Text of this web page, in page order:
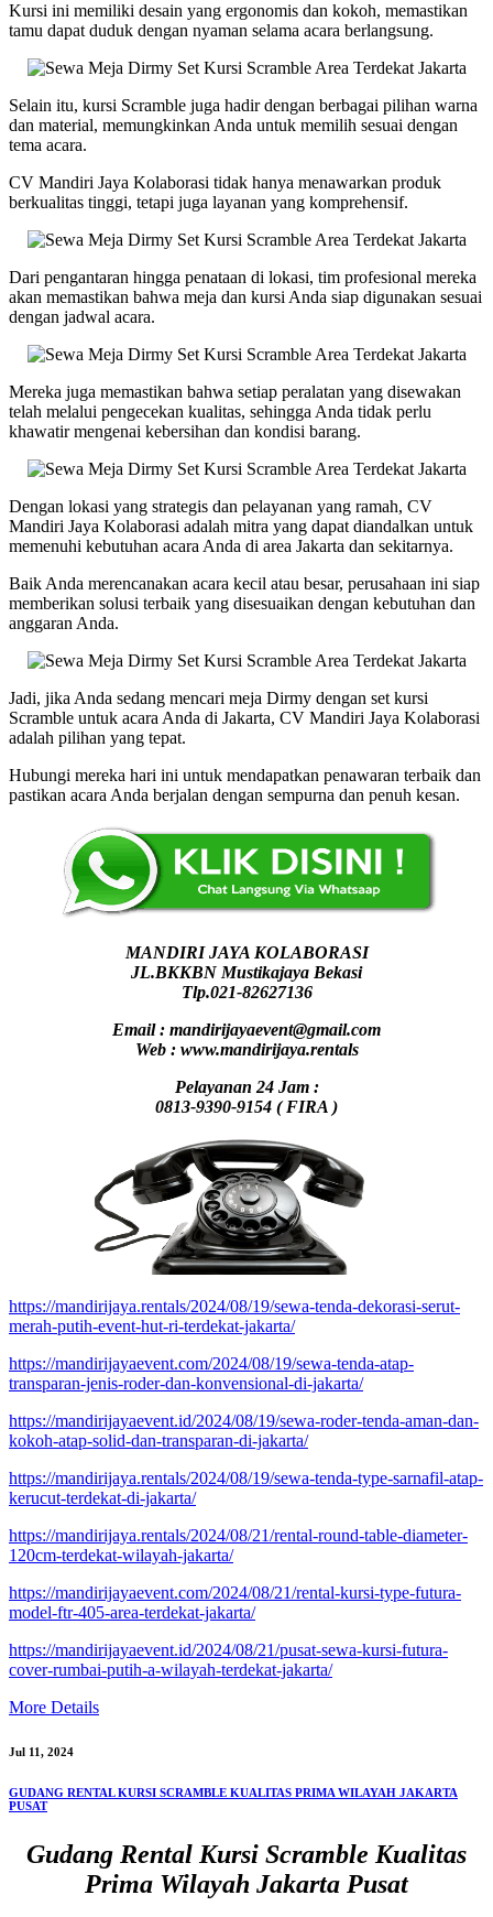
Kursi ini memiliki desain yang ergonomis dan kokoh, memastikan
tamu dapat duduk dengan nyaman selama acara berlangsung.
Selain itu, kursi Scramble juga hadir dengan berbagai pilihan warna
dan material, memungkinkan Anda untuk memilih sesuai dengan
tema acara.
CV Mandiri Jaya Kolaborasi tidak hanya menawarkan produk
berkualitas tinggi, tetapi juga layanan yang komprehensif.
Dari pengantaran hingga penataan di lokasi, tim profesional mereka
akan memastikan bahwa meja dan kursi Anda siap digunakan sesuai
dengan jadwal acara.
Mereka juga memastikan bahwa setiap peralatan yang disewakan
telah melalui pengecekan kualitas, sehingga Anda tidak perlu
khawatir mengenai kebersihan dan kondisi barang.
Dengan lokasi yang strategis dan pelayanan yang ramah, CV
Mandiri Jaya Kolaborasi adalah mitra yang dapat diandalkan untuk
memenuhi kebutuhan acara Anda di area Jakarta dan sekitarnya.
Baik Anda merencanakan acara kecil atau besar, perusahaan ini siap
memberikan solusi terbaik yang disesuaikan dengan kebutuhan dan
anggaran Anda.
Jadi, jika Anda sedang mencari meja Dirmy dengan set kursi
Scramble untuk acara Anda di Jakarta, CV Mandiri Jaya Kolaborasi
adalah pilihan yang tepat.
Hubungi mereka hari ini untuk mendapatkan penawaran terbaik dan
pastikan acara Anda berjalan dengan sempurna dan penuh kesan.
MANDIRI JAYA KOLABORASI
JL.BKKBN Mustikajaya Bekasi
Tlp.021-82627136
Email : mandirijayaevent@gmail.com
Web : www.mandirijaya.rentals
Pelayanan 24 Jam :
0813-9390-9154 ( FIRA )
https://mandirijaya.rentals/2024/08/19/sewa-tenda-dekorasi-serut-
merah-putih-event-hut-ri-terdekat-jakarta/
https://mandirijayaevent.com/2024/08/19/sewa-tenda-atap-
transparan-jenis-roder-dan-konvensional-di-jakarta/
https://mandirijayaevent.id/2024/08/19/sewa-roder-tenda-aman-dan-
kokoh-atap-solid-dan-transparan-di-jakarta/
https://mandirijaya.rentals/2024/08/19/sewa-tenda-type-sarnafil-atap-
kerucut-terdekat-di-jakarta/
https://mandirijaya.rentals/2024/08/21/rental-round-table-diameter-
120cm-terdekat-wilayah-jakarta/
https://mandirijayaevent.com/2024/08/21/rental-kursi-type-futura-
model-ftr-405-area-terdekat-jakarta/
https://mandirijayaevent.id/2024/08/21/pusat-sewa-kursi-futura-
cover-rumbai-putih-a-wilayah-terdekat-jakarta/
More Details
Jul 11, 2024
GUDANG RENTAL KURSI SCRAMBLE KUALITAS PRIMA WILAYAH JAKARTA
PUSAT
Gudang Rental Kursi Scramble Kualitas
Prima Wilayah Jakarta Pusat